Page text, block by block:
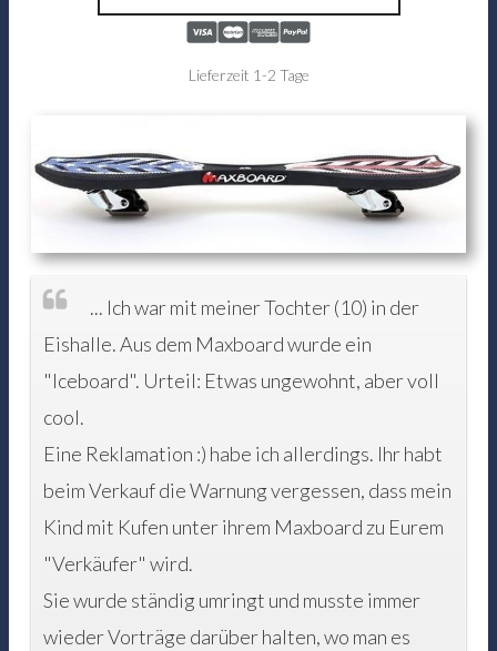
Lieferzeit 1-2 Tage
... Ich war mit meiner Tochter (10) in der
Eishalle. Aus dem Maxboard wurde ein
"Iceboard". Urteil: Etwas ungewohnt, aber voll
cool.
Eine Reklamation :) habe ich allerdings. Ihr habt
beim Verkauf die Warnung vergessen, dass mein
Kind mit Kufen unter ihrem Maxboard zu Eurem
"Verkäufer" wird.
Sie wurde ständig umringt und musste immer
wieder Vorträge darüber halten, wo man es